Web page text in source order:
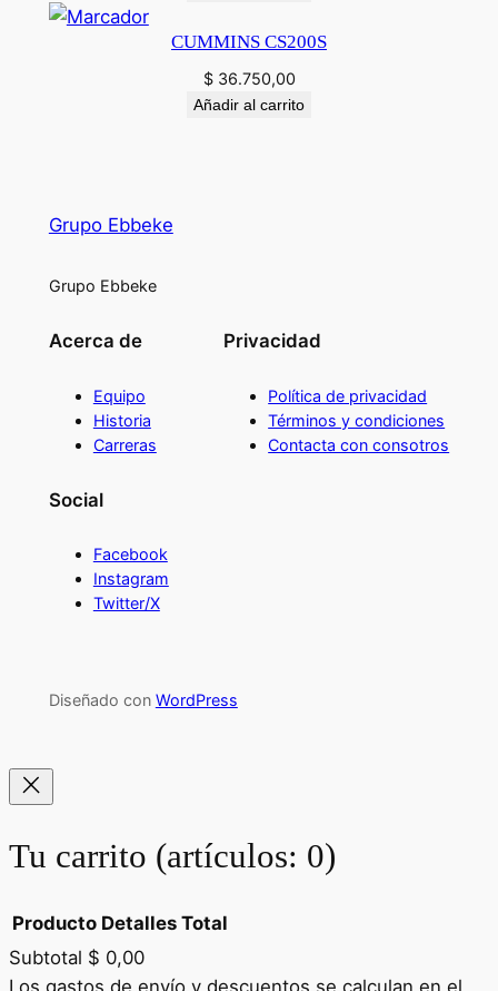
CUMMINS CS200S
$36.750,00
Añadir al carrito
Grupo Ebbeke
Grupo Ebbeke
Acerca de
Equipo
Historia
Carreras
Privacidad
Política de privacidad
Términos y condiciones
Contacta con consotros
Social
Facebook
Instagram
Twitter/X
Diseñado con WordPress
Tu carrito (artículos: 0)
Producto Detalles Total
Subtotal $ 0,00
Los gastos de envío y descuentos se calculan en el